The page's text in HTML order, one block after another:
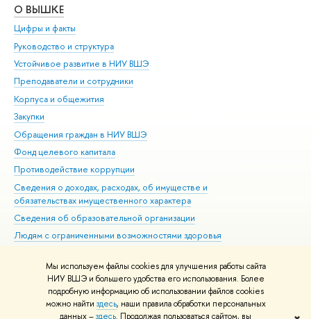
Мы используем файлы cookies для улучшения работы сайта
НИУ ВШЭ и большего удобства его использования. Более
подробную информацию об использовании файлов cookies
можно найти здесь, наши правила обработки персональных
данных –здесь. Продолжая пользоваться сайтом, вы
О ВЫШКЕ
Цифры и факты
Руководство и структура
Устойчивое развитие в НИУ ВШЭ
Преподаватели и сотрудники
Корпуса и общежития
Закупки
Обращения граждан в НИУ ВШЭ
Фонд целевого капитала
Противодействие коррупции
Сведения о доходах, расходах, об имуществе и
обязательствах имущественного характера
Сведения об образовательной организации
Людям с ограниченными возможностями здоровья
Работа в Вышке